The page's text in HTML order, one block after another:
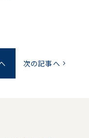
次の記事へ chevron_right